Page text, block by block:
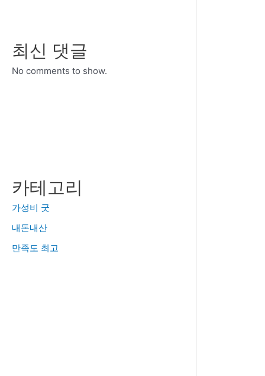
최신 댓글
No comments to show.
카테고리
가성비 굿
내돈내산
만족도 최고